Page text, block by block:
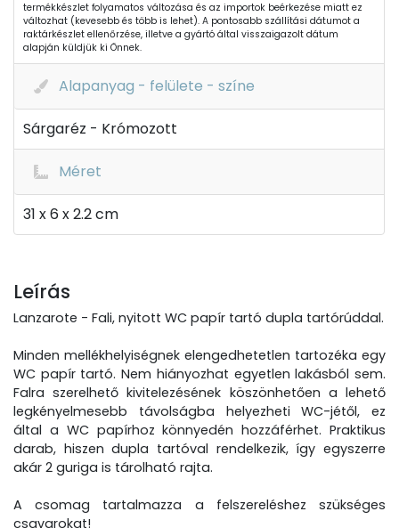
termékkészlet folyamatos változása és az importok beérkezése miatt ez
változhat (kevesebb és több is lehet). A pontosabb szállítási dátumot a
raktárkészlet ellenőrzése, illetve a gyártó által visszaigazolt dátum
alapján küldjük ki Önnek.
Alapanyag - felülete - színe
Sárgaréz - Krómozott
Méret
31 x 6 x 2.2 cm
Leírás
Lanzarote - Fali, nyitott WC papír tartó dupla tartórúddal.
Minden mellékhelyiségnek elengedhetetlen tartozéka egy
WC papír tartó. Nem hiányozhat egyetlen lakásból sem.
Falra szerelhető kivitelezésének köszönhetően a lehető
legkényelmesebb távolságba helyezheti WC-jétől, ez
által a WC papírhoz könnyedén hozzáférhet. Praktikus
darab, hiszen dupla tartóval rendelkezik, így egyszerre
akár 2 guriga is tárolható rajta.
A csomag tartalmazza a felszereléshez szükséges
csavarokat!